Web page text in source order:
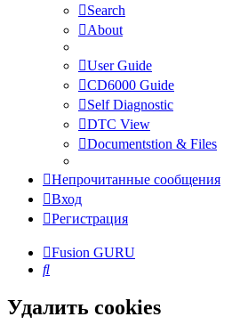
Search
About
User Guide
CD6000 Guide
Self Diagnostic
DTC View
Documentstion & Files
Непрочитанные сообщения
Вход
Регистрация
Fusion GURU
Поиск
Удалить cookies